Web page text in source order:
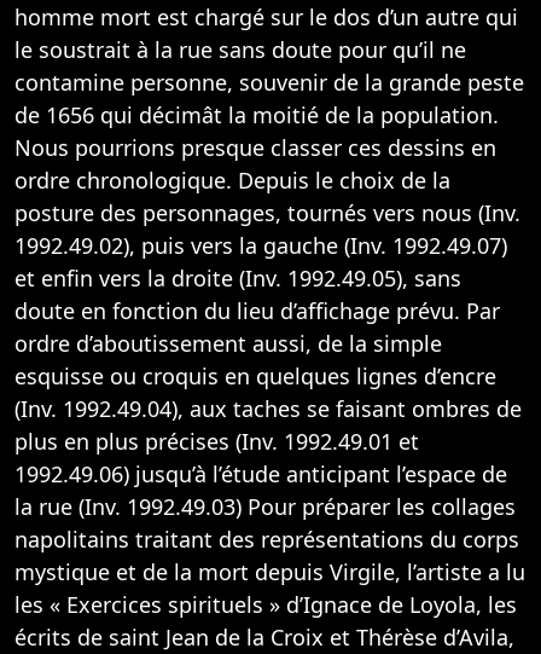
homme mort est chargé sur le dos d’un autre qui
le soustrait à la rue sans doute pour qu’il ne
contamine personne, souvenir de la grande peste
de 1656 qui décimât la moitié de la population.
Nous pourrions presque classer ces dessins en
ordre chronologique. Depuis le choix de la
posture des personnages, tournés vers nous (Inv.
1992.49.02), puis vers la gauche (Inv. 1992.49.07)
et enfin vers la droite (Inv. 1992.49.05), sans
doute en fonction du lieu d’affichage prévu. Par
ordre d’aboutissement aussi, de la simple
esquisse ou croquis en quelques lignes d’encre
(Inv. 1992.49.04), aux taches se faisant ombres de
plus en plus précises (Inv. 1992.49.01 et
1992.49.06) jusqu’à l’étude anticipant l’espace de
la rue (Inv. 1992.49.03) Pour préparer les collages
napolitains traitant des représentations du corps
mystique et de la mort depuis Virgile, l’artiste a lu
les « Exercices spirituels » d’Ignace de Loyola, les
écrits de saint Jean de la Croix et Thérèse d’Avila,